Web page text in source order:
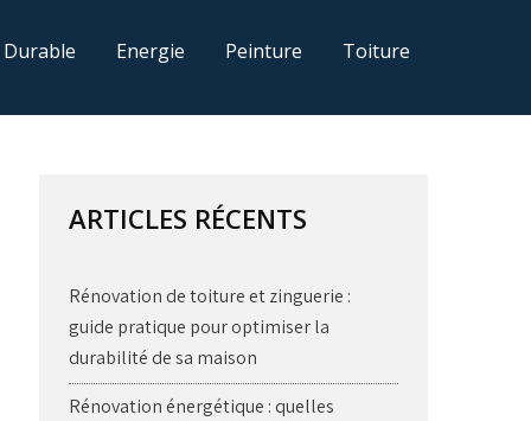
Energie Peinture Toiture
ARTICLES RÉCENTS
Rénovation de toiture et zinguerie :
guide pratique pour optimiser la
durabilité de sa maison
Rénovation énergétique : quelles